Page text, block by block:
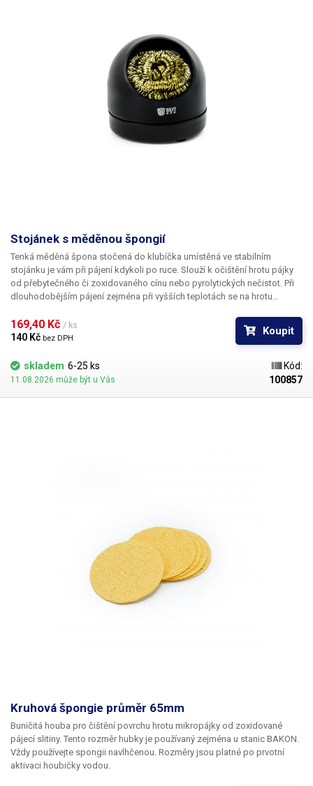
Stojánek s měděnou špongií
Tenká měděná špona stočená do klubíčka umístěná ve stabilním
stojánku je vám při pájení kdykoli po ruce. Slouží k očištění hrotu pájky
od přebytečného či zoxidovaného cínu nebo pyrolytických nečistot. Při
dlouhodobějším pájení zejména při vyšších teplotách se na hrotu
kterou otřeme hrot pájky většinou odstraní pouze seškvařené zbytky
tavidla;
169,40 Kč / ks
140 Kč bez DPH
Koupit
skladem 6-25 ks
11.08.2026 může být u Vás
Kód:
100857
Kruhová špongie průměr 65mm
Buničitá houba pro čištění povrchu hrotu mikropájky od zoxidované
pájecí slitiny. Tento rozměr hubky je používaný zejména u stanic BAKON.
Vždy používejte spongii navlhčenou. Rozměry jsou platné po prvotní
aktivaci houbičky vodou.